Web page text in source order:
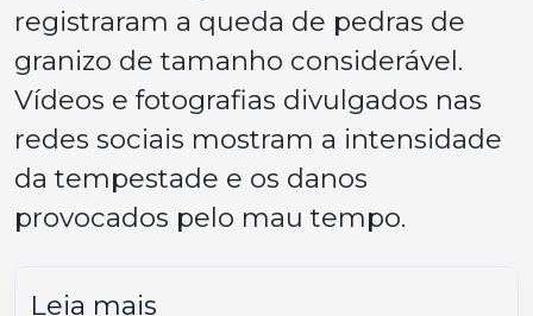
registraram a queda de pedras de
granizo de tamanho considerável.
Vídeos e fotografias divulgados nas
redes sociais mostram a intensidade
da tempestade e os danos
provocados pelo mau tempo.
Leia mais